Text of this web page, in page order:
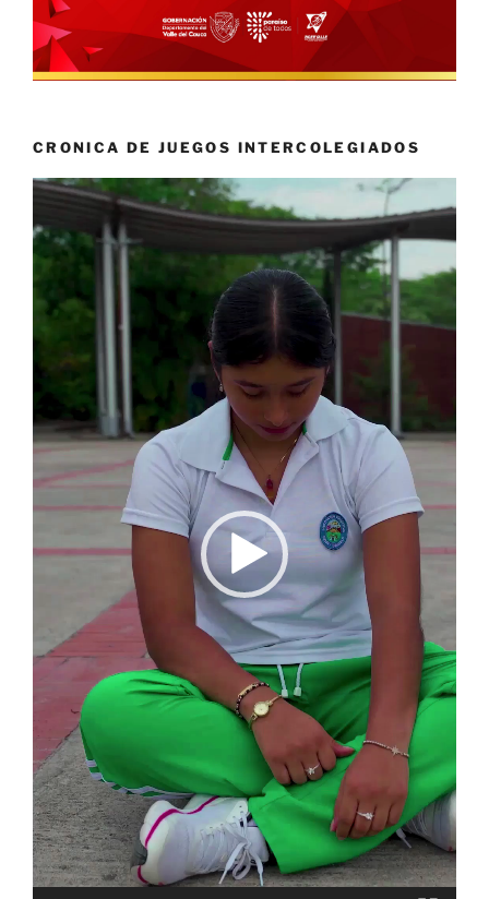
CRONICA DE JUEGOS INTERCOLEGIADOS
Reproductor
vídeo